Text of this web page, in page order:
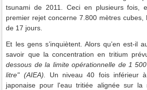
tsunami de 2011. Ceci en plusieurs fois,
premier rejet concerne 7.800 mètres
de 17 jours.
Et les gens s’inquiètent. Alors qu’en est-il
savoir que la concentration en tritium
dessous de la limite opérationnelle de 1
litre" (AIEA). Un niveau 40 fois inférieur
japonaise pour l'eau tritiée alignée sur la